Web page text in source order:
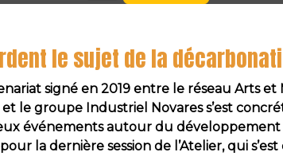
le sujet de la
signé en 2019 entre le réseau Arts et
et le groupe Industriel Novares s’est
événements autour du développement
la dernière session de l’Atelier, qui